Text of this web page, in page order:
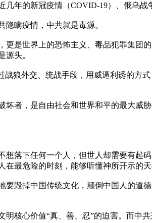
年的新冠疫情（COVID-19）、俄乌战
瞒疫情，中共就是毒源。
是世界上的恐怖主义、毒品犯罪集团
源头。
狼外交、统战手段，用威逼利诱的
者，是自由社会和世界和平的最大
落下任何一个人，但世人却需要有
最危险的时刻，能够听懂神所开示的天
毁掉中国传统文化，颠倒中国人的
核心价值“真、善、忍”的迫害。而中